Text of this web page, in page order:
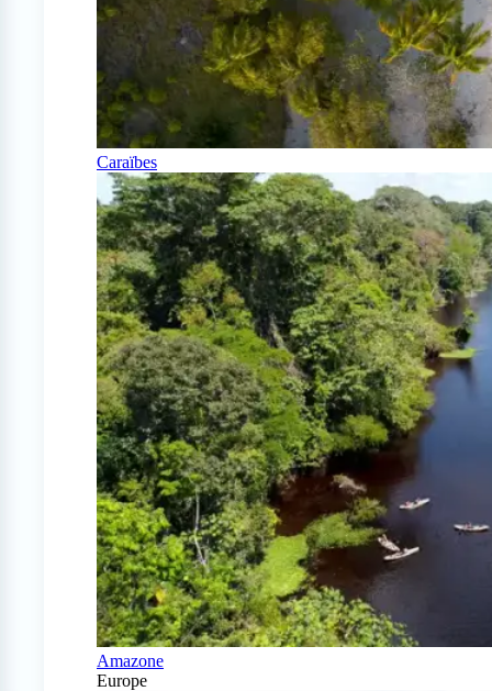
Caraïbes
Amazone
Europe